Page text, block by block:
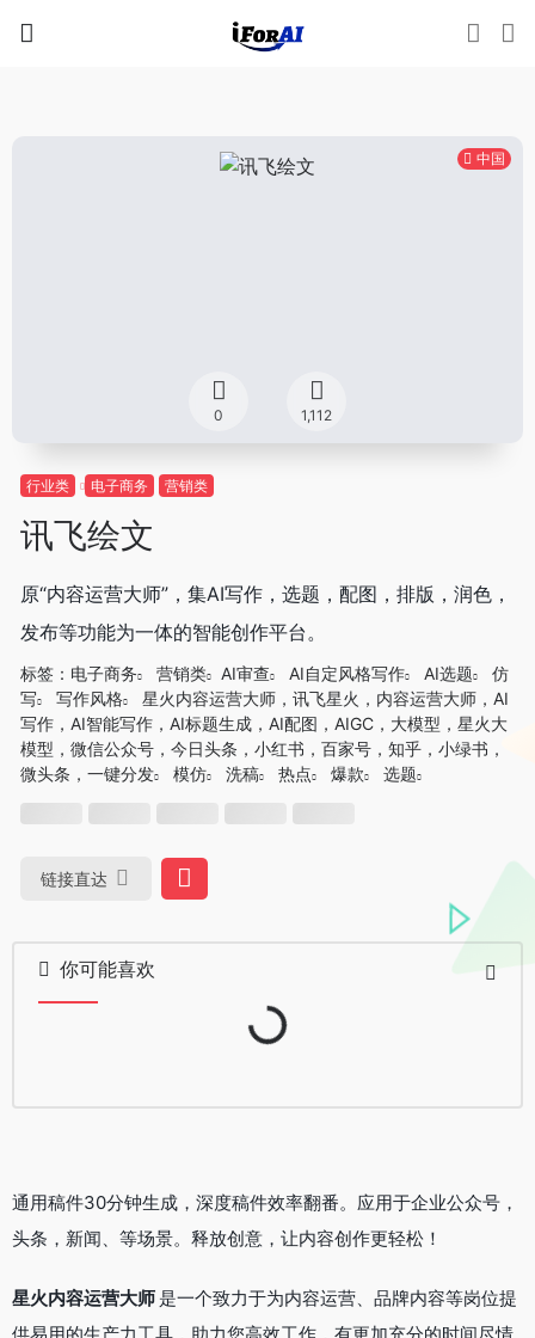
中国
0 1,112
行业类 电子商务 营销类
讯飞绘文
原“内容运营大师”，集AI写作，选题，配图，排版，润色，
发布等功能为一体的智能创作平台。
标签： 电子商务 营销类 AI审查 AI自定风格写作 AI选题
仿
写
写作风格
星火内容运营大师，讯飞星火，内容运营大师，AI
写作，AI智能写作，AI标题生成，AI配图，AIGC，大模型，星火大
模型，微信公众号，今日头条，小红书，百家号，知乎，小绿书，
微头条，一键分发
模仿 洗稿 热点 爆款 选题
链接直达
你可能喜欢
Loading...
通用稿件30分钟生成，深度稿件效率翻番。应用于企业公众号，
头条，新闻、等场景。释放创意，让内容创作更轻松！
星火内容运营大师 是一个致力于为内容运营、品牌内容等岗位提